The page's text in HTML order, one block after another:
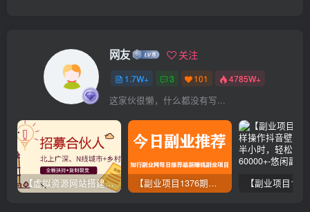
网友 关注
1.7W+ 3 101 4785W+
这家伙很懒，什么都没有写...
【虚拟资源网站搭建服务】加盟本站系统，做一个和本站一样的独立网站，躺赚的项目 【副业项目1376期】龟课最新闲鱼项目玩法实战教程_全新升级月收益几千到几万